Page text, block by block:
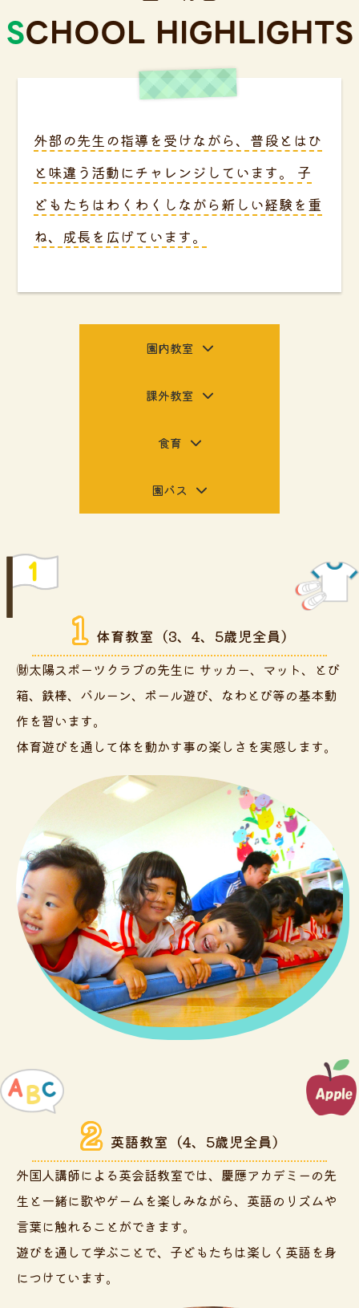
SCHOOL HIGHLIGHTS
外部の先生の指導を受けながら、普段とはひ
と味違う活動にチャレンジしています。
子
どもたちはわくわくしながら新しい経験を重
ね、成長を広げています。
園内教室
課外教室
食育
園バス
1 体育教室 （3、4、5歳児全員）
㈶太陽スポーツクラブの先生に サッカー、マット、とび
箱、鉄棒、バルーン、ボール遊び、なわとび等の基本動
作を習います。
体育遊びを通して体を動かす事の楽しさを実感します。
2 英語教室 （4、5歳児全員）
外国人講師による英会話教室では、慶應アカデミーの先
生と一緒に歌やゲームを楽しみながら、英語のリズムや
言葉に触れることができます。
遊びを通して学ぶことで、子どもたちは楽しく英語を身
につけています。